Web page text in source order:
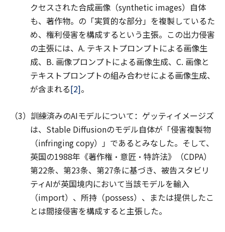
クセスされた合成画像（synthetic images）自体
も、著作物。の「実質的な部分」を複製しているた
め、権利侵害を構成するという主張。この出力侵害
の主張には、A. テキストプロンプトによる画像生
成、B. 画像プロンプトによる画像生成、C. 画像と
テキストプロンプトの組み合わせによる画像生成、
が含まれる[2]。
（3）訓練済みのAIモデルについて：ゲッティイメージズ
は、Stable Diffusionのモデル自体が「侵害複製物
（infringing copy）」であるとみなした。そして、
英国の1988年《著作権・意匠・特許法》（CDPA）
第22条、第23条、第27条に基づき、被告スタビリ
ティAIが英国境内において当該モデルを輸入
（import）、所持（possess）、または提供したこ
とは間接侵害を構成すると主張した。